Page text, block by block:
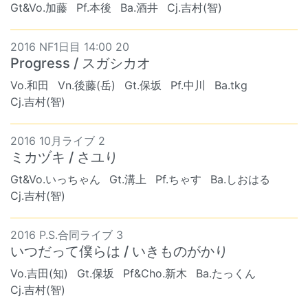
Gt&Vo.加藤 Pf.本後 Ba.酒井 Cj.吉村(智)
2016 NF1日目 14:00 20
Progress / スガシカオ
Vo.和田 Vn.後藤(岳) Gt.保坂 Pf.中川
Ba.tkg
Cj.吉村(智)
2016 10月ライブ 2
ミカヅキ / さユり
Gt&Vo.いっちゃん Gt.溝上 Pf.ちゃす
Ba.しおはる
Cj.吉村(智)
2016 P.S.合同ライブ 3
いつだって僕らは / いきものがかり
Vo.吉田(知) Gt.保坂 Pf&Cho.新木
Ba.たっくん
Cj.吉村(智)